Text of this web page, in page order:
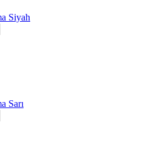
Siyah
Sarı